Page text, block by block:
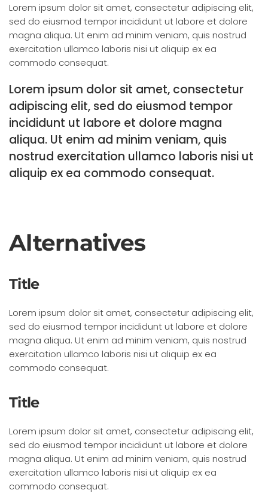
Lorem ipsum dolor sit amet, consectetur adipiscing elit,
sed do eiusmod tempor incididunt ut labore et dolore
magna aliqua. Ut enim ad minim veniam, quis nostrud
exercitation ullamco laboris nisi ut aliquip ex ea
commodo consequat.
Lorem ipsum dolor sit amet, consectetur
adipiscing elit, sed do eiusmod tempor
incididunt ut labore et dolore magna
aliqua. Ut enim ad minim veniam, quis
nostrud exercitation ullamco laboris nisi ut
aliquip ex ea commodo consequat.
Alternatives
Title
Lorem ipsum dolor sit amet, consectetur adipiscing elit,
sed do eiusmod tempor incididunt ut labore et dolore
magna aliqua. Ut enim ad minim veniam, quis nostrud
exercitation ullamco laboris nisi ut aliquip ex ea
commodo consequat.
Title
Lorem ipsum dolor sit amet, consectetur adipiscing elit,
sed do eiusmod tempor incididunt ut labore et dolore
magna aliqua. Ut enim ad minim veniam, quis nostrud
exercitation ullamco laboris nisi ut aliquip ex ea
commodo consequat.